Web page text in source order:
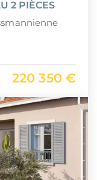
2 PIÈCES
220 350 €